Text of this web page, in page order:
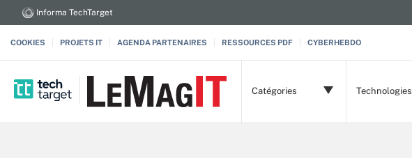
Informa TechTarget
COOKIES PROJETS IT AGENDA PARTENAIRES RESSOURCES PDF CYBERHEBDO
Catégories Technologies